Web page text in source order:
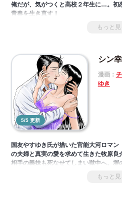
俺だが、気がつくと高校２年生に…。初
青春を生き直す！
もっと見
5/5 更新
シン
漫画：
ゆき
国友やすゆき氏が描いた官能大河ロマ
の夫婦と真実の愛を求めて生きた牧原
相手の義妹も死なせてしまい獄中へ。
ネスパートナーだったロシアの女社長・
に。さらに彼女は良介の子を妊娠、出産
もっと見